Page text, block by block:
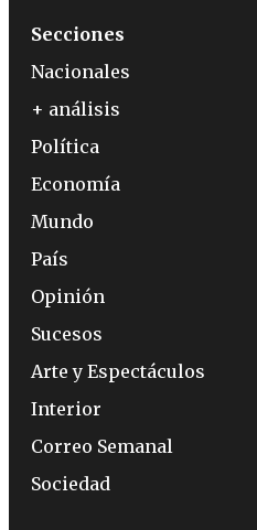
Secciones
Nacionales
+ análisis
Política
Economía
Mundo
País
Opinión
Sucesos
Arte y Espectáculos
Interior
Correo Semanal
Sociedad